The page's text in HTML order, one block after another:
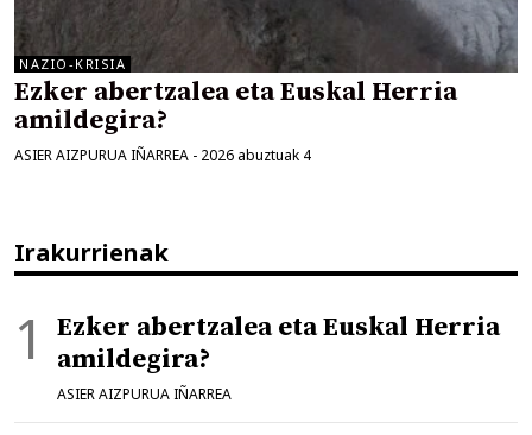
NAZIO-KRISIA
Ezker abertzalea eta Euskal Herria
amildegira?
ASIER AIZPURUA IÑARREA - 2026 abuztuak 4
Irakurrienak
Ezker abertzalea eta Euskal Herria
amildegira?
ASIER AIZPURUA IÑARREA